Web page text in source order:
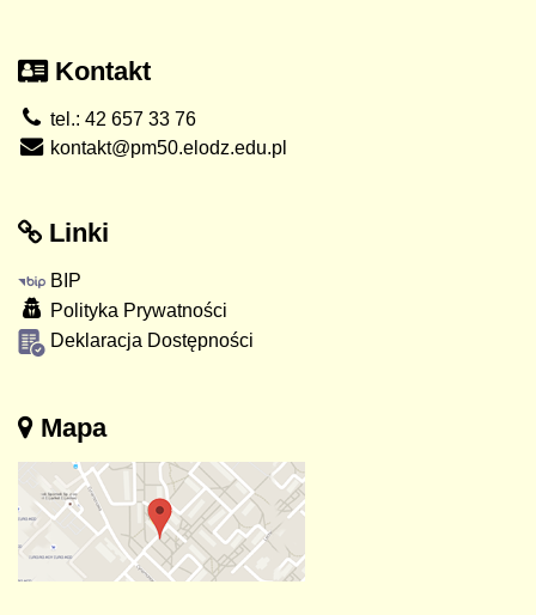
Kontakt
tel.: 42 657 33 76
kontakt@pm50.elodz.edu.pl
Linki
BIP
Polityka Prywatności
Deklaracja Dostępności
Mapa